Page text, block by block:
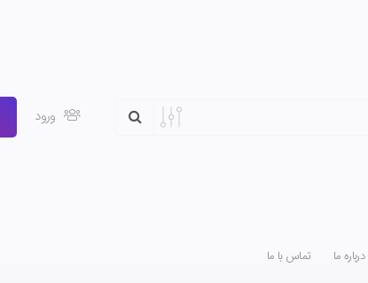
ورود
درباره ما تماس با ما